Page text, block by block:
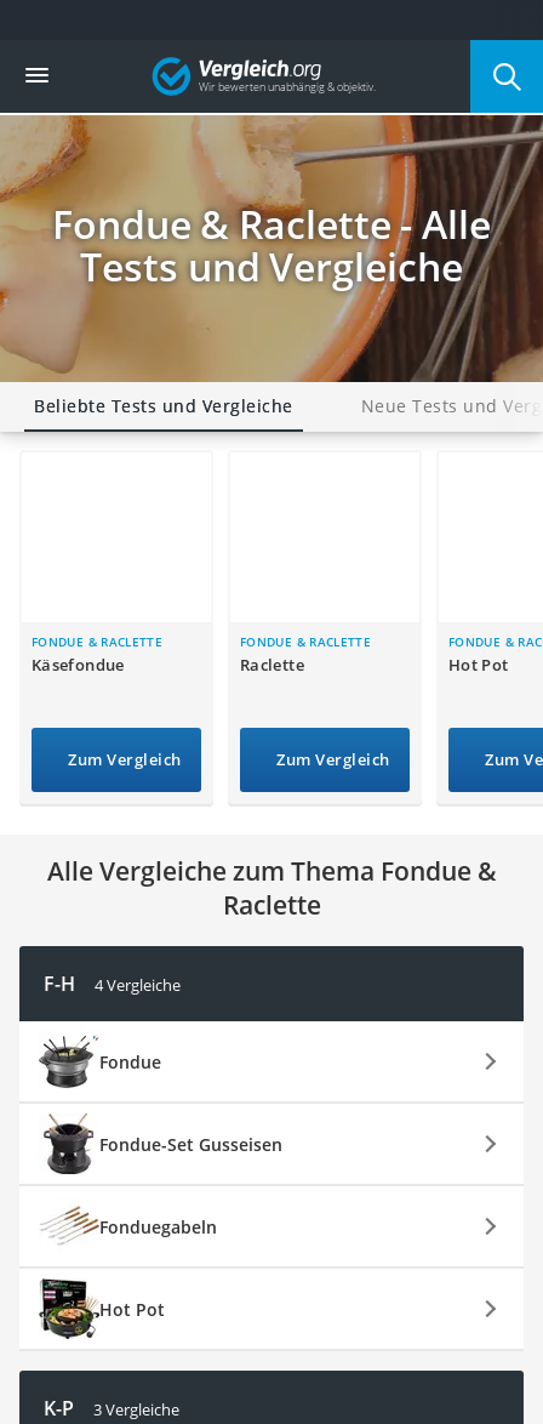
Die beliebtesten Vergleiche nach Kategorie
Haushalt
Wassersprudler
Zentralstaubsauger
Brotbackautomat
Wischroboter
Wäschespinne
Industriestaubsauger
Spülmaschinentabs
Akku-Staubsauger
AEG-Waschmaschine
Saug-Wisch-Roboter
Handstaubsauger
Milchaufschäumer
Messerschärfer
Service
Vergleich
Fondue & Raclette - Alle
Tests und Vergleiche
Beliebte Tests und Vergleiche Neue Tests und
FONDUE & RACLETTE
Käsefondue
Zum Vergleich
FONDUE & RACLETTE
Raclette
Zum Vergleich
FONDUE &
Hot Pot
Zum
Alle Vergleiche zum Thema Fondue &
Raclette
F-H 4 Vergleiche
Fondue
Fondue-Set Gusseisen
Fonduegabeln
Hot Pot
K-P 3 Vergleiche